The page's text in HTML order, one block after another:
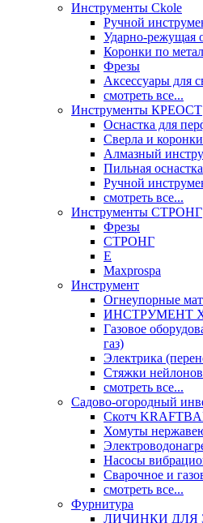
Инструменты Ckole
Ручной
Ударно‑режущая
Коронки по
Фрезы
Аксессуары для
смотреть все...
Инструменты КРЕОСТ
Оснастка для
Сверла и коронки
Алмазный
Пильная оснастка
Ручной
смотреть все...
Инструменты СТРОНГ
Фрезы
СТРОНГ
Е
Maxprospa
Инструмент
Огнеупорные
ИНСТРУМЕНТ
Газовое
газ)
Электрика
Стяжки
смотреть все...
Садово-огородный
Скотч
Хомуты
Насосы
Сварочное и
смотреть все...
Фурнитура
ЛИЧИНКИ ДЛЯ